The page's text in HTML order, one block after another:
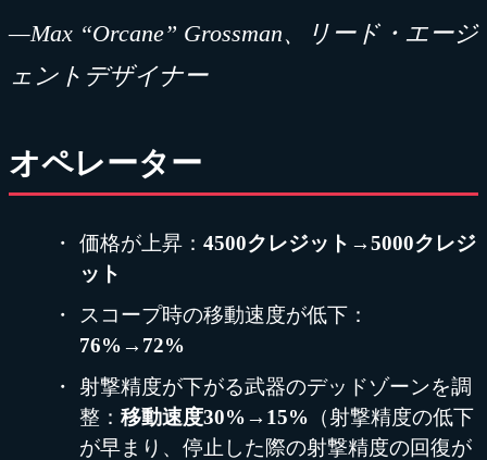
—Max “Orcane” Grossman、リード・エージ
ェントデザイナー
オペレーター
価格が上昇： 4500クレジット→5000クレジ
ット
スコープ時の移動速度が低下：
76%→72%
射撃精度が下がる武器のデッドゾーンを調
整： 移動速度30%→15% （射撃精度の低下
が早まり、停止した際の射撃精度の回復が